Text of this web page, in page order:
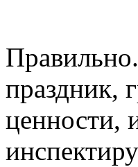
праздник,
ценности,